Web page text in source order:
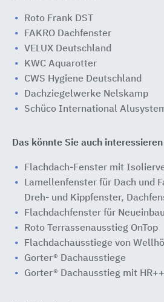
Roto Frank DST
FAKRO Dachfenster
VELUX Deutschland
KWC Aquarotter
CWS Hygiene Deutschland
Dachziegelwerke Nelskamp
Schüco International
Das könnte Sie auch interessieren
Flachdach-Fenster mit
Lamellenfenster für Dach und
Dreh- und Kippfenster,
Flachdachfenster für Neueinbau
Roto Terrassenausstieg OnTop
Flachdachausstiege von
Gorter® Dachausstiege
Gorter® Dachausstieg mit